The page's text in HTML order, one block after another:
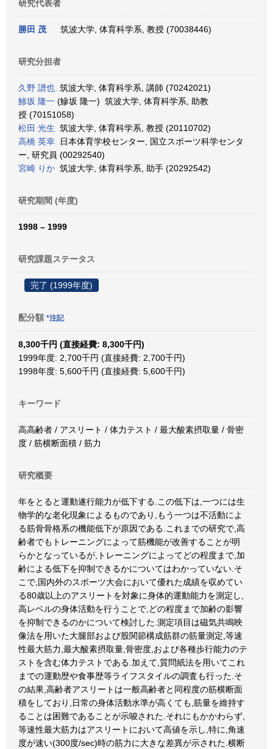
研究代表者
勝田 茂 筑波大学, 体育科学系, 教授 (70038446)
研究分担者
久野 譜也 筑波大学, 体育科学系, 講師 (70242021)
鯵坂 隆一 (鰺坂 隆一) 筑波大学, 体育科学系, 助教
授 (70151058)
松田 光生 筑波大学, 体育科学系, 教授 (20110702)
高橋 英幸 日本体育学校センター, 国立スポーツ科学センタ
ー, 研究員 (00292540)
宮崎 りか 筑波大学, 体育科学系, 助手 (20292542)
研究期間 (年度)
1998 – 1999
研究課題ステータス
完了 (1999年度)
配分額 *注記
8,300千円 (直接経費: 8,300千円)
1999年度: 2,700千円 (直接経費: 2,700千円)
1998年度: 5,600千円 (直接経費: 5,600千円)
キーワード
高高齢者 / アスリート / 体力テスト / 最大酸素摂取量 / 骨密
度 / 筋横断面積 / 筋力
研究概要
年をとると運動遂行能力が低下する.この低下は,一つには生
物学的な老化現象によるものであり,もう一つは不活動によ
る筋骨骨格系の機能低下が原因である.これまでの研究で,高
齢者でもトレーニングによって筋機能が改善することが明
らかとなっているが,トレーニングによってどの程度まで,加
齢による低下を抑制できるかについてはわかっていない.そ
こで,国内外のスポーツ大会において優れた成績を収めてい
る80歳以上のアスリートを対象に身体的運動能力を測定し,
高レベルの身体活動を行うことで,どの程度まで加齢の影響
を抑制できるのかについて検討した.測定項目は磁気共鳴映
像法を用いた大腿部および股関節構成筋群の筋量測定,等速
性最大筋力,最大酸素摂取量,骨密度,および各種歩行能力のテ
ストを含む体力テストである.加えて,質問紙法を用いてこれ
までの運動歴や食事歴等ライフスタイルの調査も行った.そ
の結果,高齢者アスリートは一般高齢者と同程度の筋横断面
積をしており,日常の身体活動水準が高くても,筋量を維持す
ることは困難であることが示唆された.それにもかかわらず,
等速性最大筋力はアスリートにおいて高値を示し,特に,角速
度が速い(300度/sec)時の筋力に大きな差異が示された.横断